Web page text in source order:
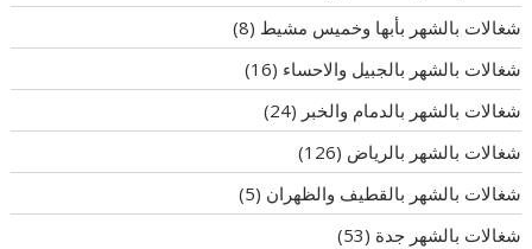
شغالات بالشهر بأبها وخميس مشيط (8)
شغالات بالشهر بالجبيل والاحساء (16)
شغالات بالشهر بالدمام والخبر (24)
شغالات بالشهر بالرياض (126)
شغالات بالشهر بالقطيف والظهران (5)
شغالات بالشهر جدة (53)